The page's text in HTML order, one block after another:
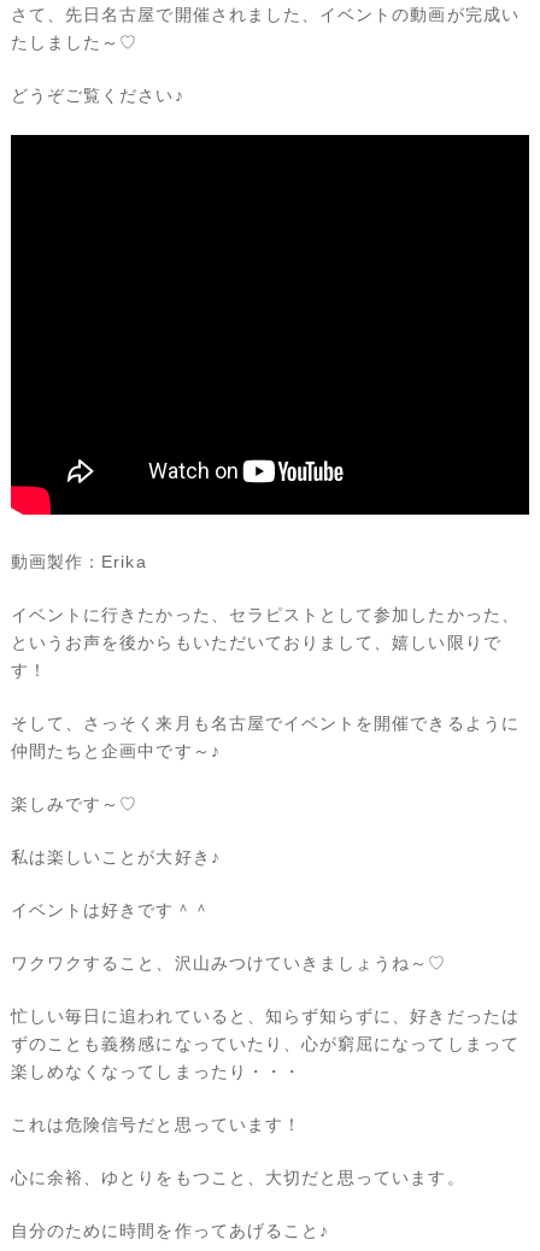
さて、先日名古屋で開催されました、イベントの動画が完成い
たしました～♡
どうぞご覧ください♪
動画製作：Erika
イベントに行きたかった、セラピストとして参加したかった、
というお声を後からもいただいておりまして、嬉しい限りで
す！
そして、さっそく来月も名古屋でイベントを開催できるように
仲間たちと企画中です～♪
楽しみです～♡
私は楽しいことが大好き♪
イベントは好きです＾＾
ワクワクすること、沢山みつけていきましょうね～♡
忙しい毎日に追われていると、知らず知らずに、好きだったは
ずのことも義務感になっていたり、心が窮屈になってしまって
楽しめなくなってしまったり・・・
これは危険信号だと思っています！
心に余裕、ゆとりをもつこと、大切だと思っています。
自分のために時間を作ってあげること♪